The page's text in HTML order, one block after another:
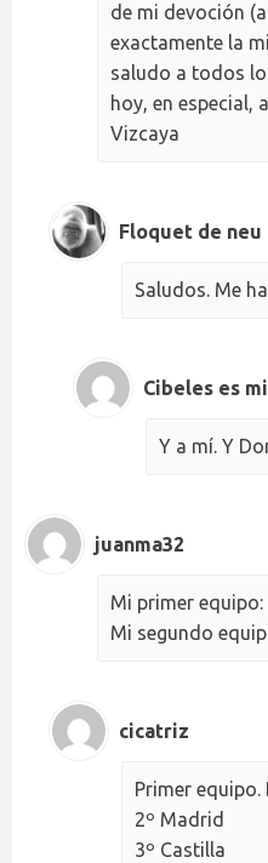
de mi devoción
exactamente la
saludo a todos
hoy, en
Vizcaya
Floquet de neu
Saludos. Me
Cibeles es
Y a mí. Y
juanma32
Mi primer equipo:
Mi segundo
cicatriz
Primer
2º Madrid
3º Castilla